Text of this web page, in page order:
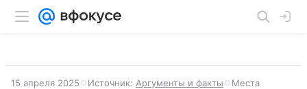
15 апреля 2025 Источник: Аргументы и факты Места